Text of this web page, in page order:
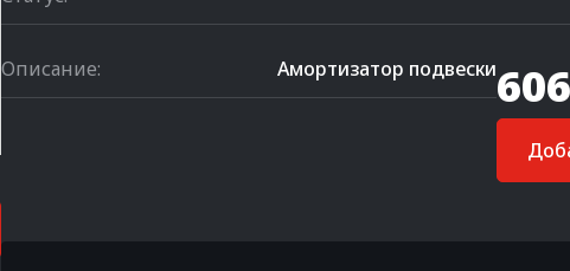
Описание: Амортизатор подвески